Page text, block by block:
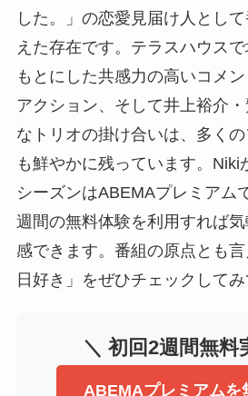
した。」の恋愛見届け人とし
えた存在です。テラスハウス
もとにした共感力の高いコメ
アクション、そして井上裕介
なトリオの掛け合いは、多く
も鮮やかに残っています。Niki
シーズンはABEMAプレミアム
週間の無料体験を利用すれば
感できます。番組の原点とも
日好き」をぜひチェックしてみ
＼ 初回2週間無料
ABEMAプレミアムを